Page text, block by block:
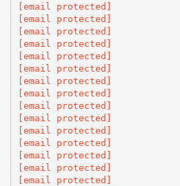
[email protected]
[email protected]
[email protected]
[email protected]
[email protected]
[email protected]
[email protected]
[email protected]
[email protected]
[email protected]
[email protected]
[email protected]
[email protected]
[email protected]
[email protected]